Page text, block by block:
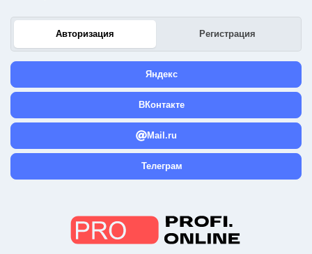
Авторизация Регистрация
Яндекс
ВКонтакте
Mail.ru
Телеграм